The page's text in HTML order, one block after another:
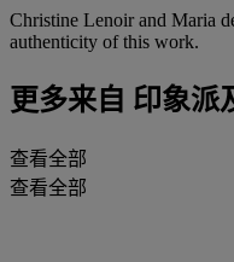
Christine Lenoir and Maria
authenticity of this work.
更多来自 印象派
查看全部
查看全部